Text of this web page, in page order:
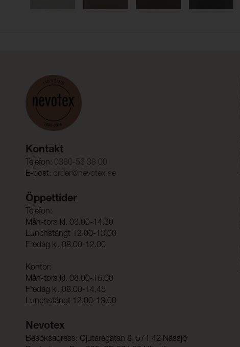
Kontakt
Telefon: 0380-55 38 00
E-post: order@nevotex.se
Öppettider
Telefon:
Mån-tors kl. 08.00-14.30
Lunchstängt 12.00-13.00
Fredag kl. 08.00-12.00
Kontor:
Mån-tors kl. 08.00-16.00
Fredag kl. 08.00-14.45
Lunchstängt 12.00-13.00
Nevotex
Besöksadress: Gjutaregatan 8, 571 42 Nässjö